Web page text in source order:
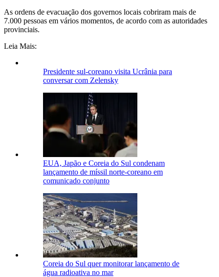
As ordens de evacuação dos governos locais cobriram mais de
7.000 pessoas em vários momentos, de acordo com as autoridades
provinciais.
Leia Mais:
Presidente sul-coreano visita Ucrânia para
conversar com Zelensky
EUA, Japão e Coreia do Sul condenam
lançamento de míssil norte-coreano em
comunicado conjunto
Coreia do Sul quer monitorar lançamento de
água radioativa no mar